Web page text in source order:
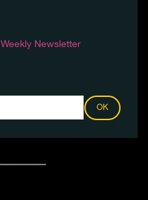
Weekly Newsletter
OK